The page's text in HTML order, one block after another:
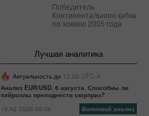
Победитель
Континентального кубка
по хоккею 2005 года
Лучшая аналитика
Актуальность до 12:00 UTC--4
Анализ EUR/USD. 6 августа. Способны ли
пэйроллы преподнести сюрприз?
18:42 2026-08-06
Волновой анализ